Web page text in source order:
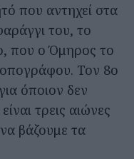
που αντηχεί στα
του, το
που ο Όμηρος το
Τον 8ο
όποιον δεν
τρεις αιώνες
βάζουμε τα